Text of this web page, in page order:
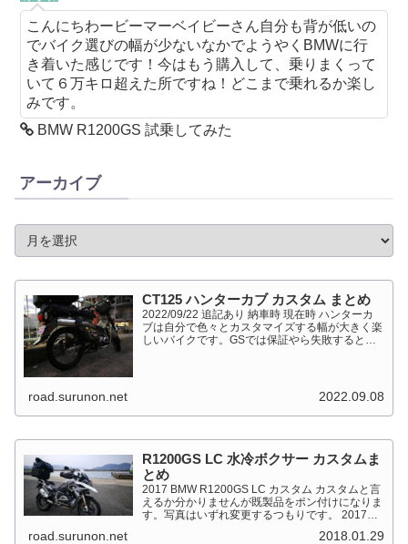
こんにちわービーマーベイビーさん自分も背が低いの
でバイク選びの幅が少ないなかでようやくBMWに行
き着いた感じです！今はもう購入して、乗りまくって
いて６万キロ超えた所ですね！どこまで乗れるか楽し
みです。
BMW R1200GS 試乗してみた
アーカイブ
CT125 ハンターカブ カスタム まとめ
2022/09/22 追記あり 納車時 現在時 ハンターカ
ブは自分で色々とカスタマイズする幅が大きく楽
しいバイクです。GSでは保証やら失敗すると高
road.surunon.net 2022.09.08
R1200GS LC 水冷ボクサー カスタムま
とめ
2017 BMW R1200GS LC カスタム カスタムと言
えるか分かりませんが既製品をポン付けになりま
す。写真はいずれ変更するつもりです。 2017
road.surunon.net 2018.01.29